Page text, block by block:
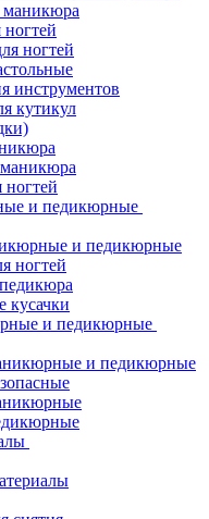
маникюра
ногтей
инструментов
кутикул
и педикюрные
и педикюрные
ногтей
и педикюрные
и педикюрные